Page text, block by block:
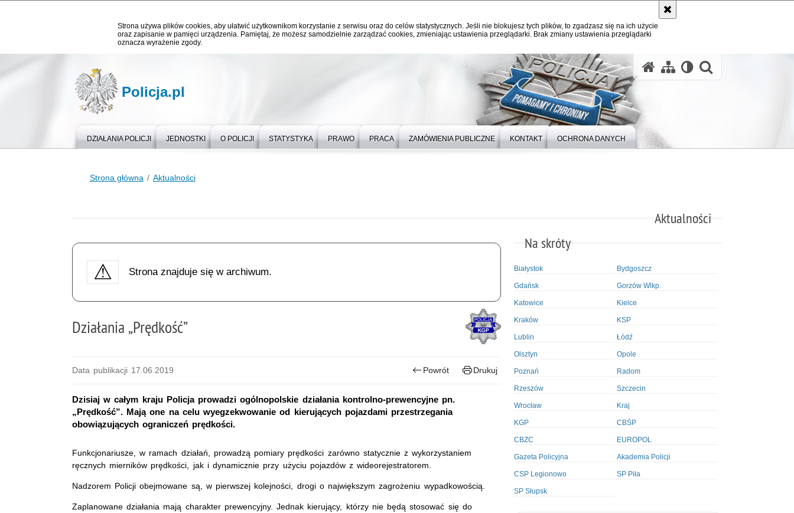
Strona używa plików cookies, aby ułatwić użytkownikom korzystanie z serwisu oraz do celów statystycznych. Jeśli nie blokujesz tych plików, to zgadzasz się na ich użycie
oraz zapisanie w pamięci urządzenia. Pamiętaj, że możesz samodzielnie zarządzać cookies, zmieniając ustawienia przeglądarki. Brak zmiany ustawienia przeglądarki
oznacza wyrażenie zgody.
Policja.pl
DZIAŁANIA POLICJI JEDNOSTKI O POLICJI STATYSTYKA PRAWO PRACA ZAMÓWIENIA PUBLICZNE KONTAKT OCHRONA DANYCH
Strona główna Aktualności
Aktualności
Strona znajduje się w archiwum.
Działania „Prędkość”
Data publikacji 17.06.2019 Powrót Drukuj
Dzisiaj w całym kraju Policja prowadzi ogólnopolskie działania kontrolno-prewencyjne pn.
„Prędkość”. Mają one na celu wyegzekwowanie od kierujących pojazdami przestrzegania
obowiązujących ograniczeń prędkości.
Funkcjonariusze, w ramach działań, prowadzą pomiary prędkości zarówno statycznie z wykorzystaniem
ręcznych mierników prędkości, jak i dynamicznie przy użyciu pojazdów z wideorejestratorem.
Nadzorem Policji obejmowane są, w pierwszej kolejności, drogi o największym zagrożeniu wypadkowością.
Zaplanowane działania mają charakter prewencyjny. Jednak kierujący, którzy nie będą stosować się do
Na skróty
Białystok Bydgoszcz
Gdańsk Gorzów Wlkp.
Katowice Kielce
Kraków KSP
Lublin Łódź
Olsztyn Opole
Poznań Radom
Rzeszów Szczecin
Wrocław Kraj
KGP CBŚP
CBZC EUROPOL
Gazeta Policyjna Akademia Policji
CSP Legionowo SP Piła
SP Słupsk